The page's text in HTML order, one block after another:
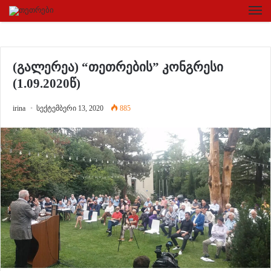
(გალერეა) “თეთრების” კონგრესი
(1.09.2020წ)
irina სექტემბერი 13, 2020 885